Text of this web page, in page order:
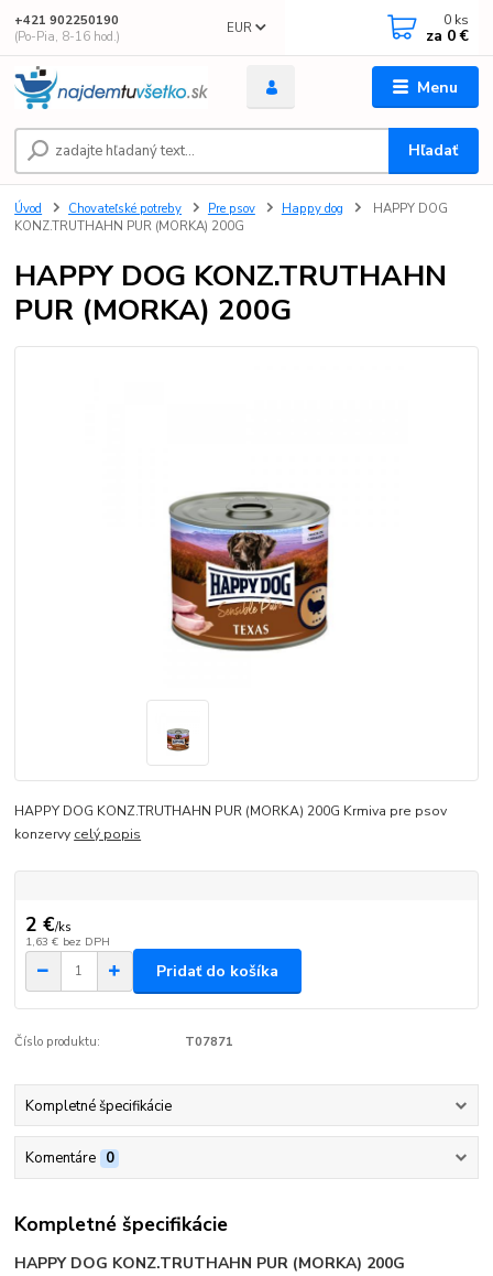
Menu
EUR
Hľadať
+421 902250190
(Po-Pia, 8-16 hod.)
0 ks
za 0 €
Úvod Chovateľské potreby Pre psov Happy dog
HAPPY DOG
KONZ.TRUTHAHN PUR (MORKA) 200G
HAPPY DOG KONZ.TRUTHAHN
PUR (MORKA) 200G
HAPPY DOG KONZ.TRUTHAHN PUR (MORKA) 200G Krmiva pre psov
konzervy celý popis
2 €/ks
1,63 € bez DPH
Pridať do košíka
Číslo produktu: T07871
Kompletné špecifikácie
Komentáre 0
Kompletné špecifikácie
HAPPY DOG KONZ.TRUTHAHN PUR (MORKA) 200G